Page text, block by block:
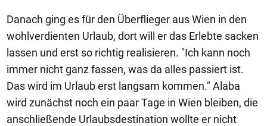
Danach ging es für den Überflieger aus Wien in den
wohlverdienten Urlaub, dort will er das Erlebte sacken
lassen und erst so richtig realisieren. "Ich kann noch
immer nicht ganz fassen, was da alles passiert ist.
Das wird im Urlaub erst langsam kommen." Alaba
wird zunächst noch ein paar Tage in Wien bleiben, die
anschließende Urlaubsdestination wollte er nicht